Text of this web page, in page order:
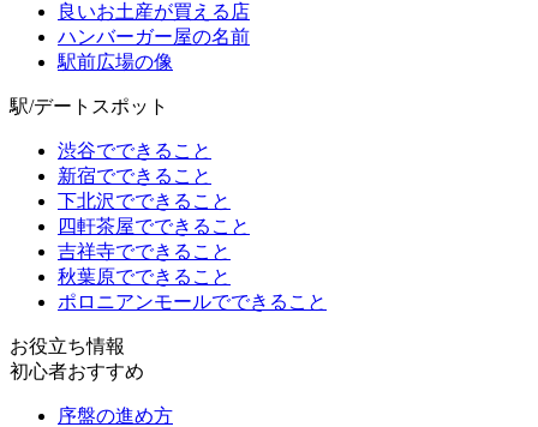
良いお土産が買える店
ハンバーガー屋の名前
駅前広場の像
駅/デートスポット
渋谷でできること
新宿でできること
下北沢でできること
四軒茶屋でできること
吉祥寺でできること
秋葉原でできること
ポロニアンモールでできること
お役立ち情報
初心者おすすめ
序盤の進め方